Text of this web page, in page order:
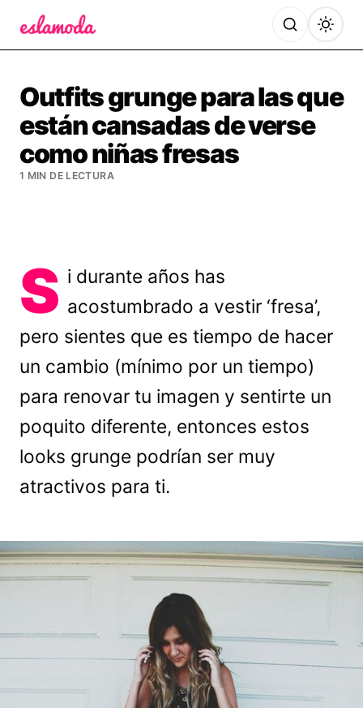
Outfits grunge para las que
están cansadas de verse
como niñas fresas
1 MIN DE LECTURA
S i durante años has
acostumbrado a vestir ‘fresa’,
pero sientes que es tiempo de hacer
un cambio (mínimo por un tiempo)
para renovar tu imagen y sentirte un
poquito diferente, entonces estos
looks grunge podrían ser muy
atractivos para ti.